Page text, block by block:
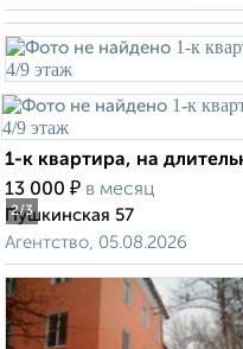
2/3
1-к квартира, на
13 000 ₽ в месяц
Пушкинская 57
Агентство, 05.08.2026